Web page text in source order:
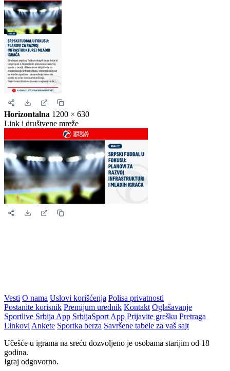
Horizontalna 1200 × 630
Link i društvene mreže
Vesti O nama Uslovi korišćenja Polisa privatnosti
Postanite korisnik Premijum urednik Kontakt Oglašavanje
Sportlive Srbija App SrbijaSport App Prijavite grešku Pretraga
Linkovi Ankete Sportka berza Savršene tabele za vaš sajt
Učešće u igrama na sreću dozvoljeno je osobama starijim od 18
godina.
Igraj odgovorno.